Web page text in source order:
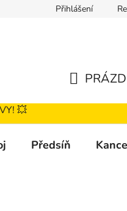
Podmínky ochrany osobních
Přihlášení
KOŠÍK
💥
Předsíň